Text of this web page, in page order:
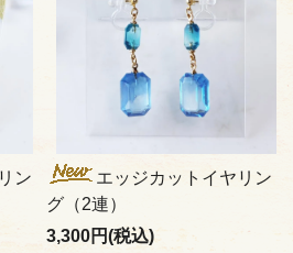
ン
エッジカットイヤリン
グ（2連）
3,300円(税込)